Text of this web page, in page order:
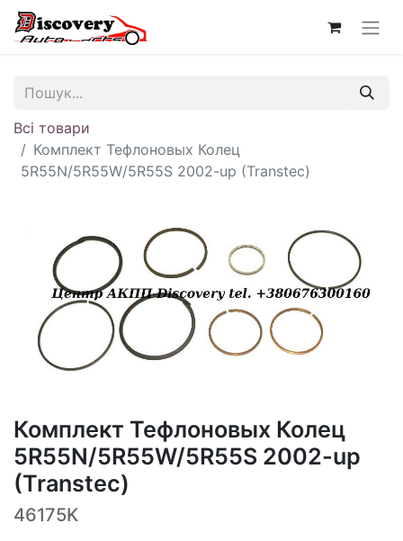
Всі товари
Комплект Тефлоновых Колец
5R55N/5R55W/5R55S 2002-up (Transtec)
Комплект Тефлоновых Колец
5R55N/5R55W/5R55S 2002-up
(Transtec)
46175K